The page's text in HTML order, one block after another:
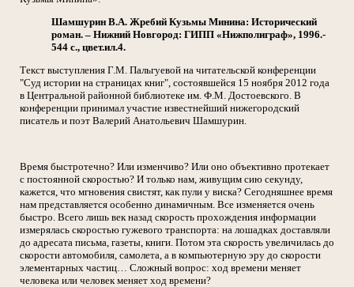
Шамшурин В.А. Жребий Кузьмы Минина: Исторический
роман. – Нижний Новгород: ГИПП «Нижполиграф», 1996.-
544 с., цвет.ил.4.
Текст выступления Г.М. Пальгуевой на читательской конференции
"Суд истории на страницах книг", состоявшейся 15 ноября 2012 года
в Центральной районной библиотеке им. Ф.М. Достоевского. В
конференции принимал участие известнейший нижегородский
писатель и поэт Валерий Анатольевич Шамшурин.
Время быстротечно? Или изменчиво? Или оно объективно протекает
с постоянной скоростью? И только нам, живущим сию секунду,
кажется, что мгновения свистят, как пули у виска? Сегодняшнее время
нам представляется особенно динамичным. Все изменяется очень
быстро. Всего лишь век назад скорость прохождения информации
измерялась скоростью гужевого транспорта: на лошадках доставляли
до адресата письма, газеты, книги. Потом эта скорость увеличилась до
скорости автомобиля, самолета, а в компьютерную эру до скорости
элементарных частиц… Сложный вопрос: ход времени меняет
человека или человек меняет ход времени?